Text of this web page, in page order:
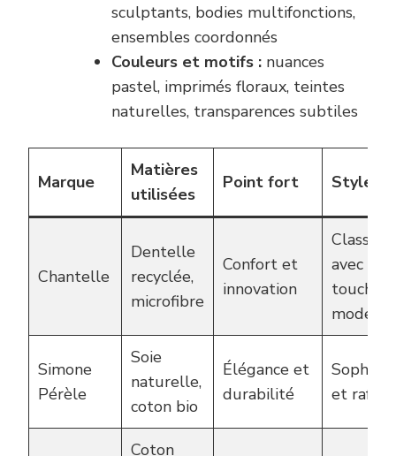
sculptants, bodies multifonctions,
ensembles coordonnés
Couleurs et motifs : nuances
pastel, imprimés floraux, teintes
naturelles, transparences subtiles
Marque
Matières
utilisées
Point fort Style
Chantelle
Dentelle
recyclée,
microfibre
Confort et
innovation
avec une
touche
moderne
Simone
Pérèle
Soie
naturelle,
coton bio
Élégance et
durabilité
et
Coton